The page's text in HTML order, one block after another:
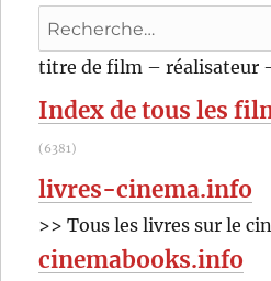
de
Korda
Recherche
pour
:
titre de film – réalisateur
Index de tous les
(6381)
livres-cinema.info
>> Tous les livres sur le
cinemabooks.info